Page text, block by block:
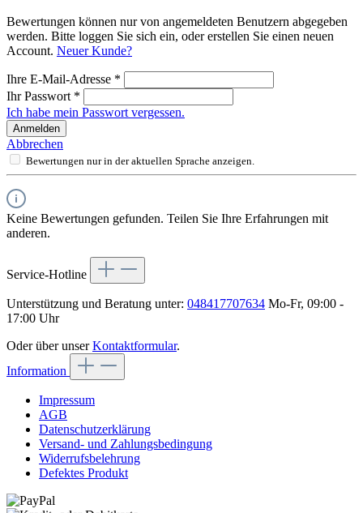
Bewertungen können nur von angemeldeten Benutzern abgegeben
werden. Bitte loggen Sie sich ein, oder erstellen Sie einen neuen
Account. Neuer Kunde?
Ihre E-Mail-Adresse *
Ihr Passwort *
Ich habe mein Passwort vergessen.
Anmelden
Abbrechen
Bewertungen nur in der aktuellen Sprache anzeigen.
Keine Bewertungen gefunden. Teilen Sie Ihre Erfahrungen mit
anderen.
Service-Hotline
Unterstützung und Beratung unter: 048417707634 Mo-Fr, 09:00 -
17:00 Uhr
Oder über unserKontaktformular.
Information
Impressum
AGB
Datenschutzerklärung
Versand- und Zahlungsbedingung
Widerrufsbelehrung
Defektes Produkt